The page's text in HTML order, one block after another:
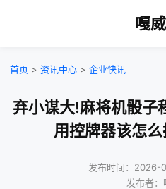
嘎
首页 > 资讯中心 > 企业快讯
弃小谋大!麻将机骰子
用控牌器该怎
发布时间：2026-
发布者：